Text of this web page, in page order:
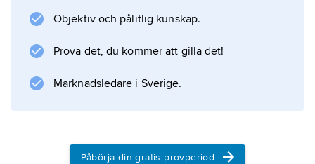
trias
geologisk tidsskala
.
Information om artikeln
Objektiv och pålitlig kunskap.
Prova det, du kommer att gilla det!
Marknadsledare i Sverige.
Påbörja din gratis provperiod